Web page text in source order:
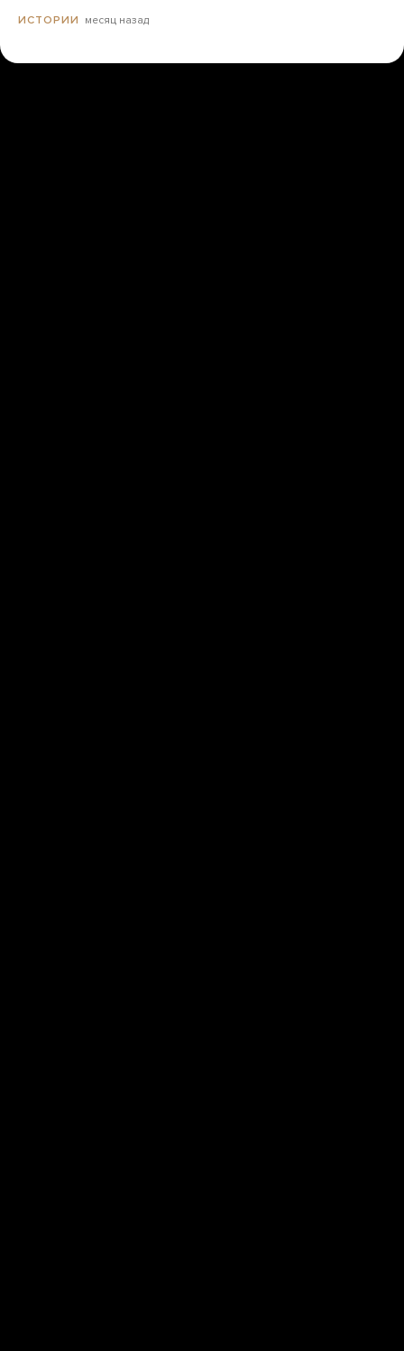
ИСТОРИИ месяц назад